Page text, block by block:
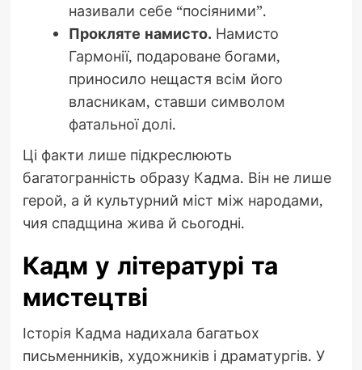
називали себе “посіяними”.
Прокляте намисто. Намисто
Гармонії, подароване богами,
приносило нещастя всім його
власникам, ставши символом
фатальної долі.
Ці факти лише підкреслюють
багатогранність образу Кадма. Він не лише
герой, а й культурний міст між народами,
чия спадщина жива й сьогодні.
Кадм у літературі та
мистецтві
Історія Кадма надихала багатьох
письменників, художників і драматургів. У